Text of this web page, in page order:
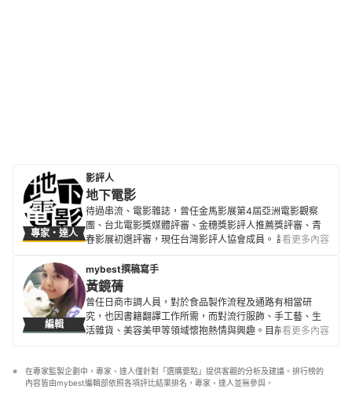
專家・達人
影評人
地下電影
待過串流、電影雜誌，曾任金馬影展第4屆亞洲電影觀察
團、台北電影獎媒體評審、金穗獎影評人推薦獎評審、青
春影展初選評審，現任台灣影評人協會成員。 評論文章散
CATCHPLAY+、Giloo紀實影音等各大媒體平台與紙本刊
物。
地下電影的簡介
看更多內容
編輯
mybest撰稿寫手
黃鏡蒨
曾任日商市調人員，對於食品製作流程及通路有相當研
究，也因書籍翻譯工作所需，而對流行服飾、手工藝、生
活雜貨、美容美甲等領域懷抱熱情與興趣。目前為專職翻
看更多內容
在專家監製企劃中，專家、達人僅針對「選購要點」提供客觀的分析及建議。排行榜的
內容皆由mybest編輯部依照各項評比結果排名，專家、達人並無參與。